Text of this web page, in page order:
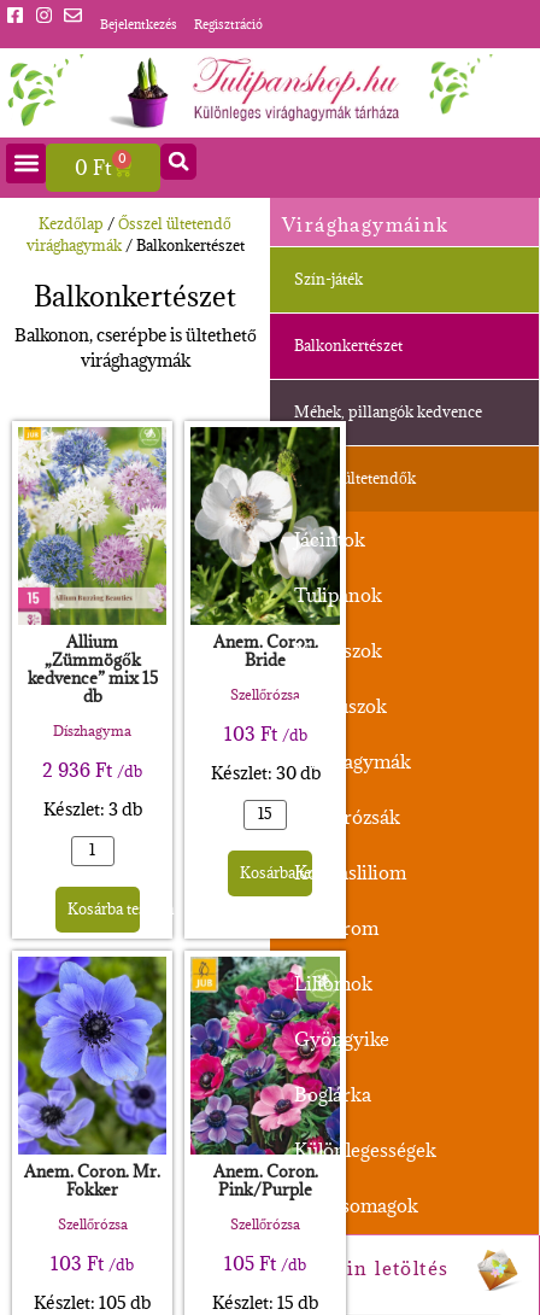
Bejelentkezés Regisztráció
0 Ft 0
Virághagymáink
Szín-játék
Balkonkertészet
Méhek, pillangók kedvence
Ősszel ültetendők
Jácintok
Tulipánok
Nárciszok
Krókuszok
Díszhagymák
Szellőrózsák
Kockásliliom
Nőszirom
Liliomok
Gyöngyike
Boglárka
Különlegességek
XL-Csomagok
Magazin letöltés
Kezdőlap /Ősszel ültetendő
virághagymák/ Balkonkertészet
Balkonkertészet
Balkonon, cserépbe is ültethető
virághagymák
Allium
„Zümmögők
kedvence” mix 15
db
Díszhagyma
2 936Ft /db
Készlet: 3 db
Kosárba teszem
Alternative:
Anem. Coron.
Bride
Szellőrózsa
103 Ft /db
Készlet: 30 db
Kosárba teszem
Anem. Coron. Mr.
Fokker
Szellőrózsa
103Ft /db
Készlet: 105 db
Anem. Coron.
Pink/Purple
Szellőrózsa
105Ft /db
Készlet: 15 db